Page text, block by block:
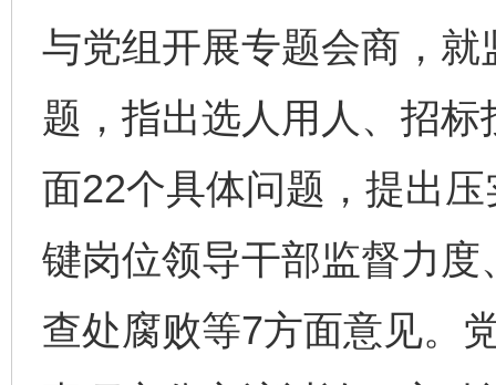
与党组开展专题会商，
题，指出选人用人、招
面22个具体问题，提出压
键岗位领导干部监督力
查处腐败等7方面意见。